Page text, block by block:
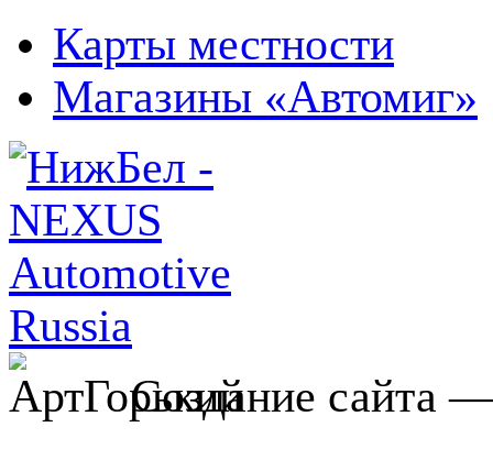
Карты местности
Магазины «Автомиг»
Создание сайта